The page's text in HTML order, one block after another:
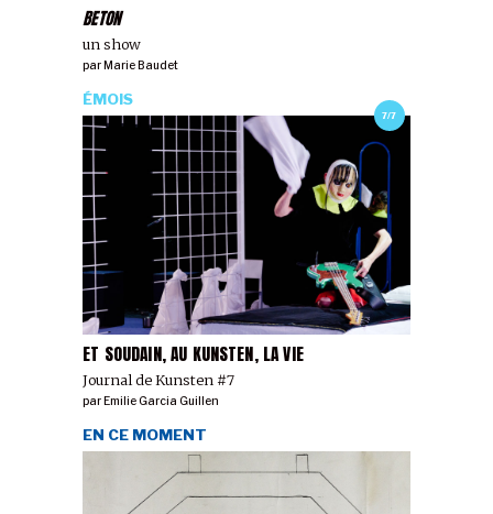
BETON
un show
par Marie Baudet
7/7
ET SOUDAIN, AU KUNSTEN, LA VIE
Journal de Kunsten #7
ÉMOIS
parEmilie Garcia Guillen
EN CE MOMENT